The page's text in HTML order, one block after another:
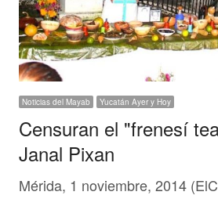
Noticias del Mayab Yucatán Ayer y Hoy
Censuran el "frenesí
Janal Pixan
Mérida, 1 noviembre, 2014